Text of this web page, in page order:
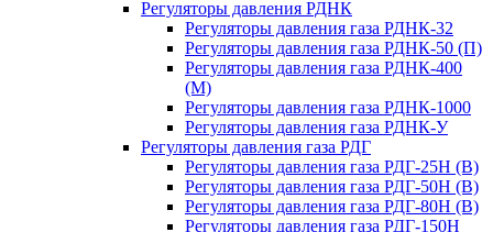
Регуляторы давления РДНК
Регуляторы давления газа РДНК-32
Регуляторы давления газа РДНК-50 (П)
Регуляторы давления газа РДНК-400
(М)
Регуляторы давления газа РДНК-1000
Регуляторы давления газа РДНК-У
Регуляторы давления газа РДГ
Регуляторы давления газа РДГ-25Н (В)
Регуляторы давления газа РДГ-50Н (В)
Регуляторы давления газа РДГ-80Н (В)
Регуляторы давления газа РДГ-150Н